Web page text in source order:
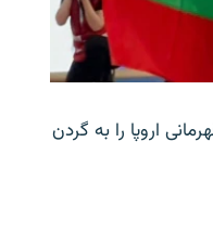
اروپا را به گردن